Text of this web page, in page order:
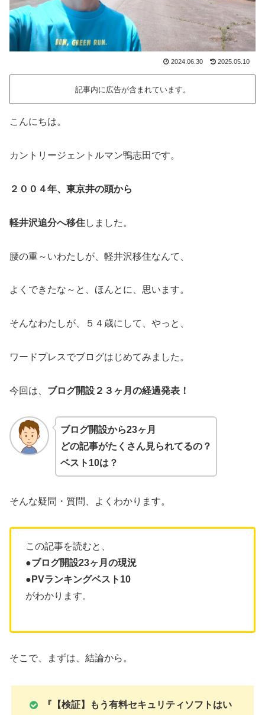
2024.06.30 2025.05.10
記事内に広告が含まれています。
こんにちは。
カントリージェントルマン鴨志田です。
２００４年、東京井の頭から
軽井沢追分へ移住しました。
腰の重～いわたしが、軽井沢移住なんて、
よくできたな～と、ほんとに、思います。
そんなわたしが、５４歳にして、やっと、
ワードプレスでブログはじめてみました。
今回は、 ブログ開設２３ヶ月の経過発表！
ブログ開設から23ヶ月
どの記事がたくさん見られてるの？
ベスト10は？
そんな疑問・質問、よくわかります。
この記事を読むと、
●ブログ開設23ヶ月の現況
●PVランキングベスト10
がわかります。
そこで、まずは、結論から。
『【検証】もう有料セキュリティソフトはい